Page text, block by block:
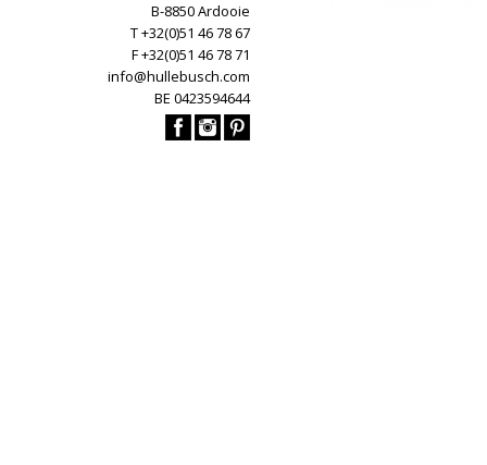
B-8850 Ardooie
T +32(0)51 46 78 67
F +32(0)51 46 78 71
info@hullebusch.com
BE 0423594644